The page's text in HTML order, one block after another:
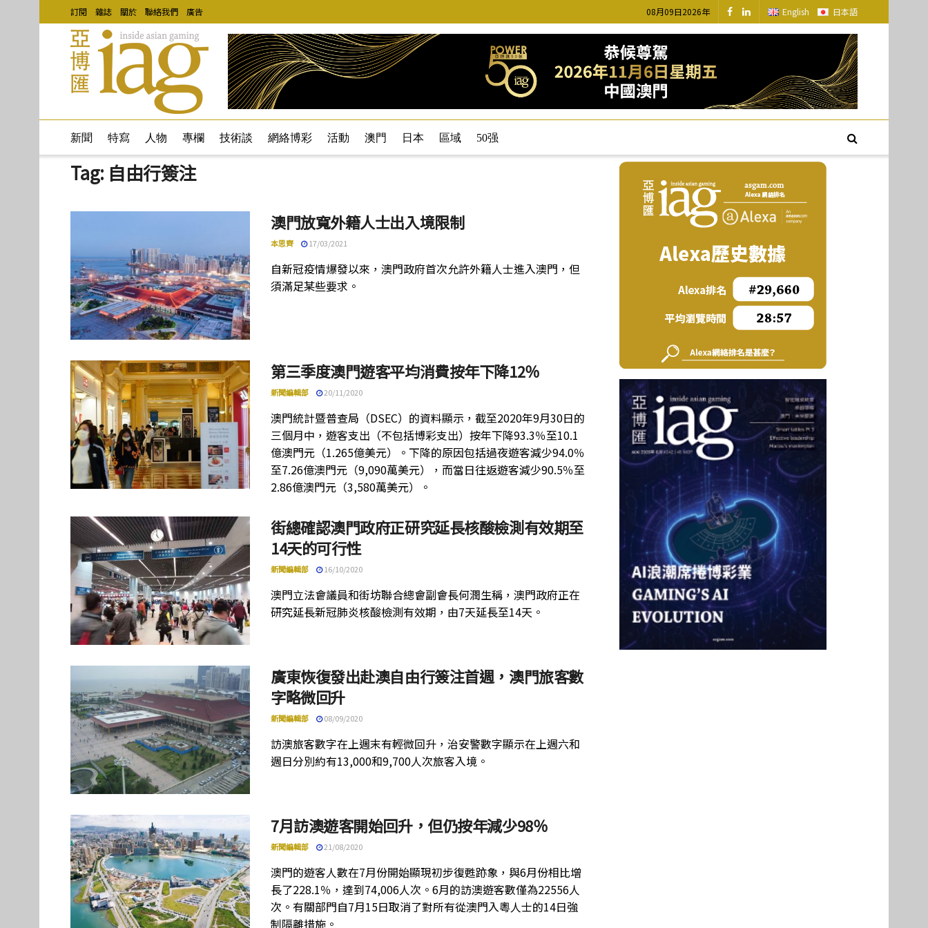
訂閱 雜誌 關於 聯絡我們 廣告 08月09日2026年 English 日本語
新聞 特寫 人物 專欄 技術談 網絡博彩 活動 澳門 日本 區域 50强
Tag: 自由行簽注
澳門放寬外籍人士出入境限制
本思齊 17/03/2021
自新冠疫情爆發以來，澳門政府首次允許外籍人士進入澳門，但
須滿足某些要求。
第三季度澳門遊客平均消費按年下降12％
新聞編輯部 20/11/2020
澳門統計暨普查局（DSEC）的資料顯示，截至2020年9月30日的
三個月中，遊客支出（不包括博彩支出）按年下降93.3％至10.1
億澳門元（1.265億美元）。下降的原因包括過夜遊客減少94.0％
至7.26億澳門元（9,090萬美元），而當日往返遊客減少90.5％至
2.86億澳門元（3,580萬美元）。
街總確認澳門政府正研究延長核酸檢測有效期至
14天的可行性
新聞編輯部 16/10/2020
澳門立法會議員和街坊聯合總會副會長何潤生稱，澳門政府正在
研究延長新冠肺炎核酸檢測有效期，由7天延長至14天。
廣東恢復發出赴澳自由行簽注首週，澳門旅客數
字略微回升
新聞編輯部 08/09/2020
訪澳旅客數字在上週末有輕微回升，治安警數字顯示在上週六和
週日分別約有13,000和9,700人次旅客入境。
7月訪澳遊客開始回升，但仍按年減少98％
新聞編輯部 21/08/2020
澳門的遊客人數在7月份開始顯現初步復甦跡象，與6月份相比增
長了228.1％，達到74,006人次。6月的訪澳遊客數僅為22556人
次。有關部門自7月15日取消了對所有從澳門入粵人士的14日強
制隔離措施。